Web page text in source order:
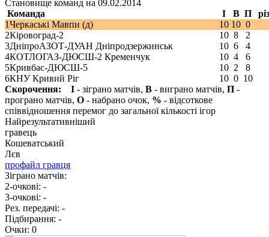
Становище команд на 09.02.2014
Команда
І В П
1Черкаські Мавпи (д) 10 10 0
2Кіровоград-2 10 8
2
3ДніпроАЗОТ-ДУАН Дніпродзержинськ 10 6
4
4КОТЛОГАЗ-ДЮСШ-2 Кременчук 10 4
6
5Кривбас-ДЮСШ-5 10 2
8
6КНУ Кривий Ріг 10 0 10
Скорочення:
І - зіграно матчів, В - виграно матчів, П -
програно матчів, О - набрано очок, % - відсоткове
співвідношення перемог до загальної кількості ігор
Найрезультативніший
гравець
Кошеватський
Лєв
профайл гравця
Зіграно матчів:
2-очкові: -
3-очкові: -
Рез. передачі: -
Підбирання: -
Очки: 0